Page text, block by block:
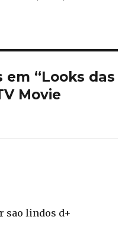
em “Looks das
Movie
sao lindos d+